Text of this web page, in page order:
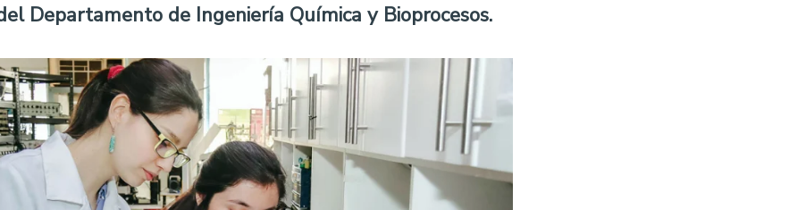
Departamento de Ingeniería Química y Bioprocesos.